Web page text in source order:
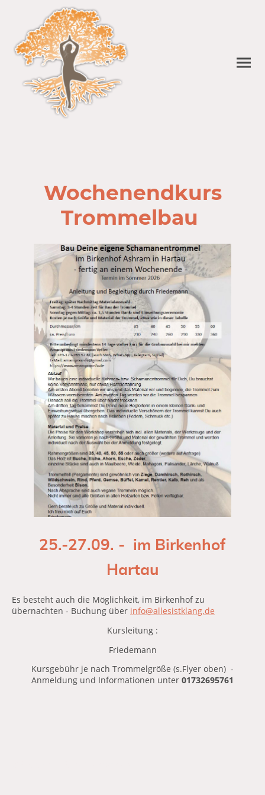
Wochenendkurs
Trommelbau
25.-27.09. - im Birkenhof
Hartau
Es besteht auch die Möglichkeit, im Birkenhof zu
übernachten - Buchung über info@allesistklang.de
Kursleitung :
Friedemann
Kursgebühr je nach Trommelgröße (s.Flyer oben) -
Anmeldung und Informationen unter 01732695761